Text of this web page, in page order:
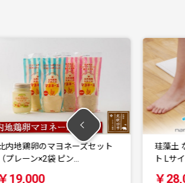
ネーズセット
ピン…
珪藻土 なのらぼ 足快
ト Lサイズ（バブ…